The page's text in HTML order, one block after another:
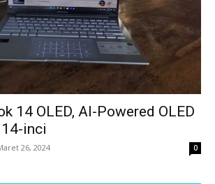
14 OLED, AI-Powered OLED
inci
26, 2024 0